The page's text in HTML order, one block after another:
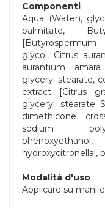
Componenti
Aqua (Water),
palmitate,
glycol, Citrus
aurantium
glyceryl stearate,
extract [Citrus
glyceryl stearate
dimethicone
sodium
hydroxycitronellal,
Modalità d'uso
Applicare su mani